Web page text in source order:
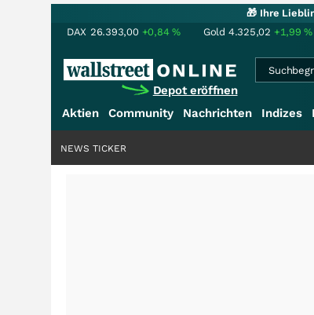
🎁 Ihre
DAX 26.393,00 +0,84% Gold 4.325,02 +1,99%
Depot eröffnen
Aktien Community Nachrichten Indizes
NEWS TICKER